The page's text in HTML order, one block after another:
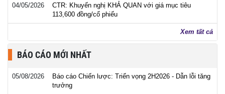
04/05/2026
CTR: Khuyến nghị KHẢ QUAN với giá mục tiêu
113,600 đồng/cổ phiếu
Xem tất cả
BÁO CÁO MỚI NHẤT
05/08/2026
Báo cáo Chiến lược: Triển vọng 2H2026 - Dẫn lỗi tăng
trưởng